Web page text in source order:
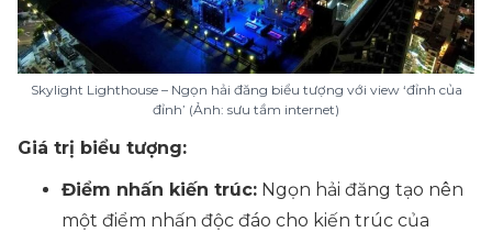
Skylight Lighthouse – Ngọn hải đăng biểu tượng với view ‘đỉnh của
đỉnh’ (Ảnh: sưu tầm internet)
Giá trị biểu tượng:
Điểm nhấn kiến trúc: Ngọn hải đăng tạo nên
một điểm nhấn độc đáo cho kiến trúc của